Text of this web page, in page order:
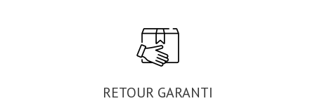
RETOUR GARANTI